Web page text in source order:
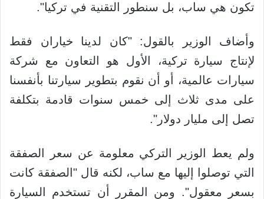
تكون هي ساب، بل سنطور التقنية في تركيا".
وأضاف الوزير بالقول: "كان لدينا خياران فقط
لإنتاج سيارة تركية، الأول هو التعاون مع شركة
سيارات عالمية، أو أن نقوم بتطوير سيارتنا بأنفسنا
على مدى ثلاث إلى خمس سنوات قادمة بتكلفة
تصل إلى مليار دولار".
ولم يعط الوزير التركي معلومة عن سعر الصفقة
التي توصلوا إليها مع ساب، لكنه قال "الصفقة كانت
بسعر معقول". ومن المقرر أن تستخدم السيارة